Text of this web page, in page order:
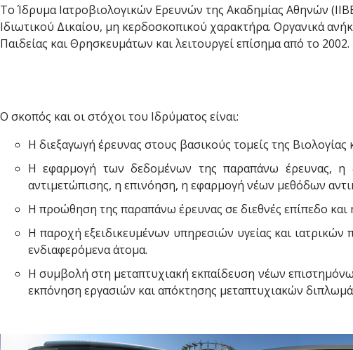
Το Ίδρυμα Ιατροβιολογικών Ερευνών της Ακαδημίας Αθηνών
Ιδιωτικού Δικαίου, μη κερδοσκοπικού χαρακτήρα. Οργανικά
Παιδείας και Θρησκευμάτων και λειτουργεί επίσημα από το 2002.
Ο σκοπός και οι στόχοι του Ιδρύματος είναι:
Η διεξαγωγή έρευνας στους βασικούς τομείς της
Η εφαρμογή των δεδομένων της παραπάνω έρευνας, η
αντιμετώπισης, η επινόηση, η εφαρμογή νέων μεθόδων
Η προώθηση της παραπάνω έρευνας σε διεθνές επίπεδο
Η παροχή εξειδικευμένων υπηρεσιών υγείας και
ενδιαφερόμενα άτομα.
Η συμβολή στη μεταπτυχιακή εκπαίδευση νέων
εκπόνηση εργασιών και απόκτησης μεταπτυχιακών